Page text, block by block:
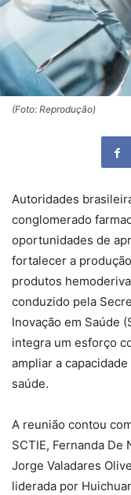
(Foto: Reprodução)
Autoridades
conglomerado
oportunidades de
fortalecer a
produtos
conduzido pela
Inovação em Saúde
integra um esforço
ampliar a
saúde.
A reunião contou
SCTIE, Fernanda
Jorge Valadares
liderada por